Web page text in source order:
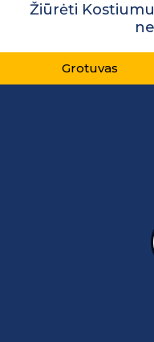
Žiūrėti
Grotuvas